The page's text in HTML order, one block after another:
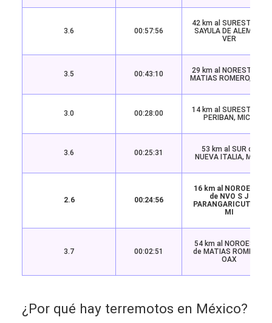
3.6 00:57:56
42 km al SURESTE de
SAYULA DE ALEMAN,
VER
3.5 00:43:10
29 km al NORESTE de
MATIAS ROMERO, OAX
3.0 00:28:00
14 km al SURESTE de
PERIBAN, MICH
3.6 00:25:31
53 km al SUR de
NUEVA ITALIA, MICH
2.6 00:24:56
16 km al NOROESTE
de NVO S J
PARANGARICUTIRO,
MI
3.7 00:02:51
54 km al NOROESTE
de MATIAS ROMERO,
OAX
¿Por qué hay terremotos en México?